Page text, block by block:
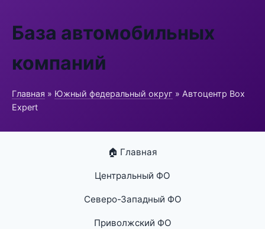
База автомобильных
компаний
Главная » Южный федеральный округ » Автоцентр Box
Expert
🏠 Главная
Центральный ФО
Северо-Западный ФО
Приволжский ФО